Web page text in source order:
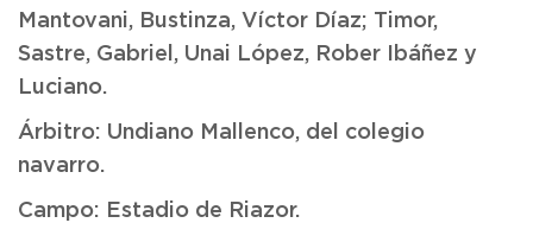
Mantovani, Bustinza, Víctor Díaz; Timor,
Sastre, Gabriel, Unai López, Rober Ibáñez y
Luciano.
Árbitro: Undiano Mallenco, del colegio
navarro.
Campo: Estadio de Riazor.